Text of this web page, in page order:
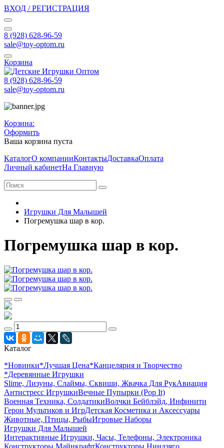
ВХОД / РЕГИСТРАЦИЯ
8 (928) 628-96-59
sale@toy-optom.ru
Корзина
8 (928) 628-96-59
sale@toy-optom.ru
Корзина:
Оформить
Ваша корзина пуста
КаталогО компанииКонтактыДоставкаОплата
Личный кабинетНа Главную
Игрушки Для Малышей
Погремушка шар в кор.
Погремушка шар в кор.
Каталог
*Новинки*Лучшая Цена*Канцелярия и Творчество
*Деревянные Игрушки
Slime, Лизуны, Слаймы, Сквиши, Жвачка Для РукАвиация
Антистресс ИгрушкиВечные Пупырки (Pop It)
Военная Техника, СолдатикиВолчки Бейблэйд, Инфинити
Герои Мультиков и ИгрДетcкая Косметика и Аксессуары
Животные, Птицы, РыбыИгровые Наборы
Игрушки Для Малышей
Интерактивные Игрушки, Часы, Телефоны, Электроника
Конструкторы МайнкрафтКонструкторы Ниндзяго